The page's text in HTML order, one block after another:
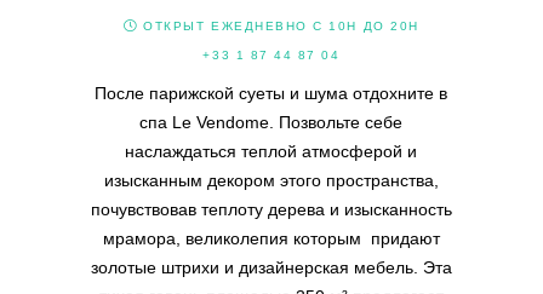
ОТКРЫТ ЕЖЕДНЕВНО С 10H ДО 20H
+33 1 87 44 87 04
После парижской суеты и шума отдохните в
спа Le Vendome. Позвольте себе
наслаждаться теплой атмосферой и
изысканным декором этого пространства,
почувствовав теплоту дерева и изысканность
мрамора, великолепия которым придают
золотые штрихи и дизайнерская мебель. Эта